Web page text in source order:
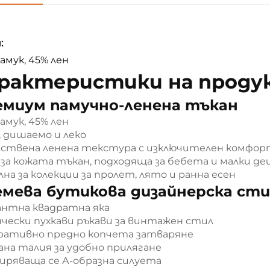
45% лен
на
памучно-ленена тъкан
45% лен
дишаемо и леко
ленена текстура с изключителен
кожата тъкан, подходяща за бебета и малки
за колекции за пролет, лято и ранна есен
бутикова дизайнерска
квадратна яка
пухкави ръкави за винтажен стил
предно копчета затваряне
талия за удобно прилягане
се А-образна силуета